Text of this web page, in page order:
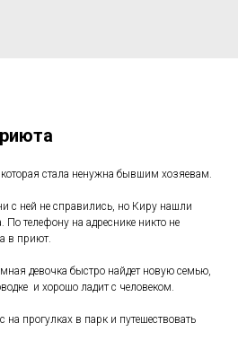
стала ненужна бывшим хозяевам.
с ней не справились, но Киру нашли
телефону на адреснике никто не
в приют.
девочка быстро найдет новую семью,
и хорошо ладит с человеком.
на прогулках в парк и путешествовать